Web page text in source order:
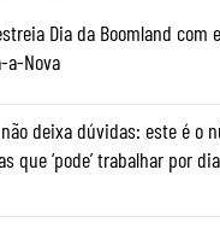
Dia da Boomland com
a-Nova
deixa dúvidas: este é o
que ‘pode’ trabalhar por